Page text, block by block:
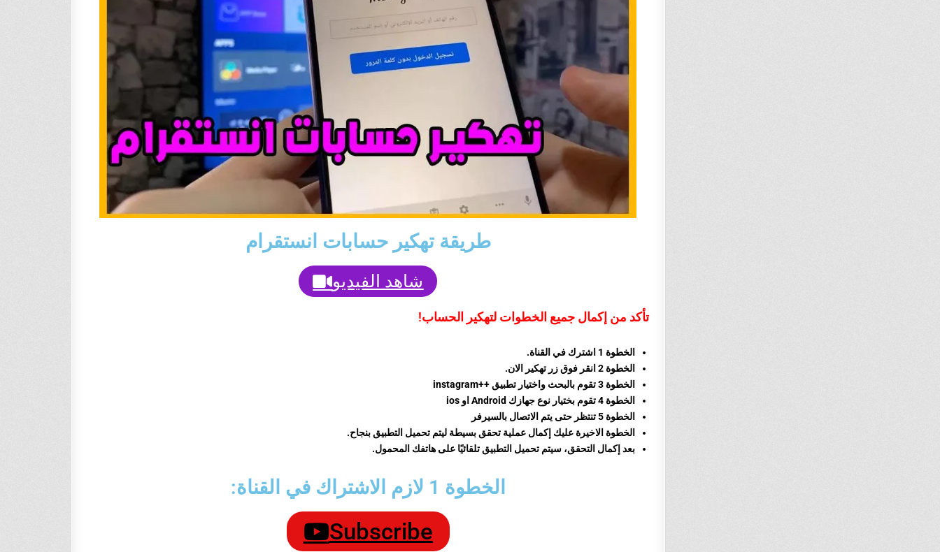
طريقة تهكير حسابات انستقرام
شاهد الفيديو
تأكد من إكمال جميع الخطوات لتهكير الحساب!
الخطوة 1 اشترك في القناة.
الخطوة 2 انقر فوق زر تهكير الان.
الخطوة 3 تقوم بالبحث واختيار تطبيق ++instagram
الخطوة 4 تقوم بختيار نوع جهازك Android او ios
الخطوة 5 تنتظر حتى يتم الاتصال بالسيرفر
الخطوة الاخيرة عليك إكمال عملية تحقق بسيطة ليتم تحميل التطبيق بنجاح.
بعد إكمال التحقق، سيتم تحميل التطبيق تلقائيًا على هاتفك المحمول.
الخطوة 1 لازم الاشتراك في القناة:
Subscribe